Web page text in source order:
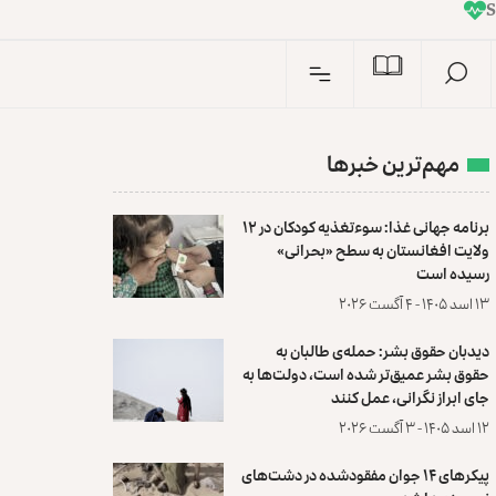
n
I
مهم‌ترین خبرها
برنامه جهانی غذا: سوءتغذیه کودکان در ۱۲
ولایت افغانستان به سطح «بحرانی»
رسیده است
۱۳ اسد ۱۴۰۵ - ۴ آگست ۲۰۲۶
دیدبان حقوق بشر: حمله‌ی طالبان به
حقوق بشر عمیق‌تر شده است، دولت‌ها به
جای ابراز نگرانی، عمل کنند
۱۲ اسد ۱۴۰۵ - ۳ آگست ۲۰۲۶
پیکرهای ۱۴ جوان مفقودشده در دشت‌های